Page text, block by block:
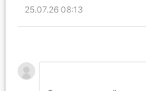
25.07.26 08:13